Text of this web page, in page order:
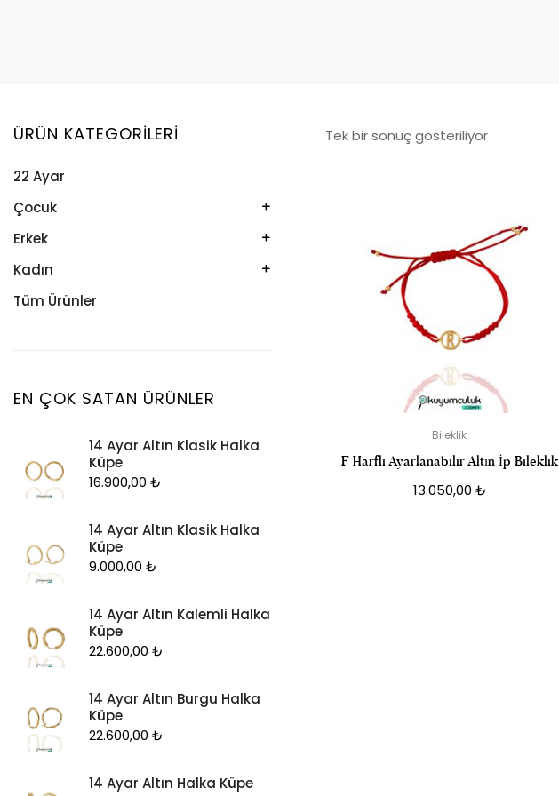
Tek bir sonuç gösteriliyor
Bileklik
F Harfli Ayarlanabilir Altın İp Bileklik
13.050,00 ₺
ÜRÜN KATEGORILERI
22 Ayar
Çocuk
Kelepçe
Kolye
Künye
Erkek
Kelepçe
Künye
Kadın
Bileklik
Küpe
Piercing
Şahmeran
Yüzük
Tüm Ürünler
EN ÇOK SATAN ÜRÜNLER
14 Ayar Altın Klasik Halka
Küpe
16.900,00 ₺
14 Ayar Altın Klasik Halka
Küpe
9.000,00 ₺
14 Ayar Altın Kalemli Halka
Küpe
22.600,00 ₺
14 Ayar Altın Burgu Halka
Küpe
22.600,00 ₺
14 Ayar Altın Halka Küpe